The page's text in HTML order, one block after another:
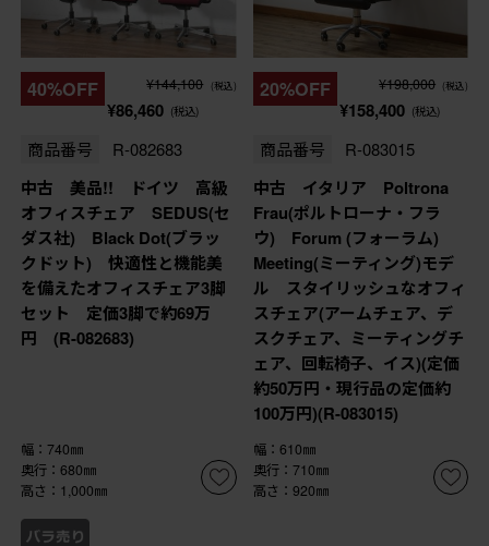
40%OFF ¥144,100 (税込)
¥86,460 (税込)
商品番号 R-082683
中古 美品!! ドイツ 高級
オフィスチェア SEDUS(セ
ダス社) Black Dot(ブラッ
クドット) 快適性と機能美
を備えたオフィスチェア3脚
セット 定価3脚で約69万
円 (R-082683)
幅：740㎜
奥行：680㎜
高さ：1,000㎜
20%OFF ¥198,000 (税込)
¥158,400 (税込)
商品番号 R-083015
中古 イタリア Poltrona
Frau(ポルトローナ・フラ
ウ) Forum (フォーラム)
Meeting(ミーティング)モデ
ル スタイリッシュなオフィ
スチェア(アームチェア、デ
スクチェア、ミーティングチ
ェア、回転椅子、イス)(定価
約50万円・現行品の定価約
100万円)(R-083015)
幅：610㎜
奥行：710㎜
高さ：920㎜